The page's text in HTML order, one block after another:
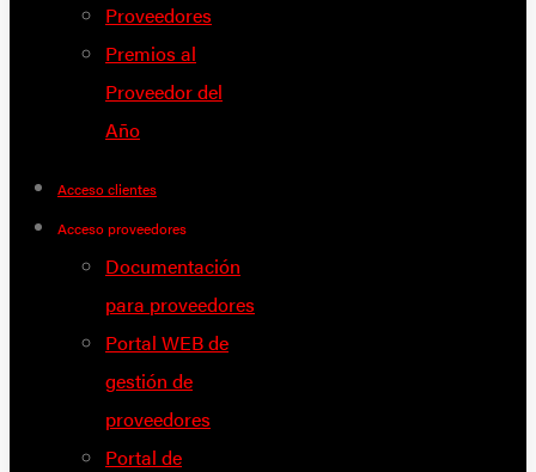
Proveedores
Premios al
Proveedor del
Año
Acceso clientes
Acceso proveedores
Documentación
para proveedores
Portal WEB de
gestión de
proveedores
Portal de